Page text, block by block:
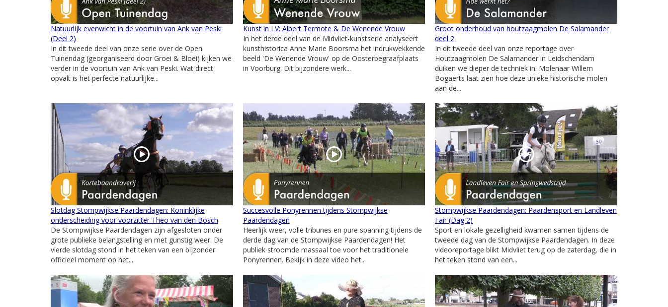
Natuurlijk evenwicht in de voortuin van Ank van Peski
(Deel 2)
In dit tweede deel van onze serie over de Open
Tuinendag (georganiseerd door Groei & Bloei) kijken we
verder in de voortuin van Ank van Peski. Wat direct
opvalt is het perfecte natuurlijke...
Kunst in LV: Albert Termote & De Wenende Vrouw
In het derde deel van de Midvliet-kunstserie analyseert
kunsthistorica Anne Marie Boorsma het indrukwekkende
beeld 'De Wenende Vrouw' op de Oosterbegraafplaats
in Voorburg. Dit bijzondere werk...
Groot onderhoud van houtzaagmolen De Salamander
deel 2
In dit tweede deel van onze reportage over
Houtzaagmolen De Salamander in Leidschendam
duiken we dieper de techniek in. Molenaar Willem
Bogaerts laat zien hoe deze unieke historische molen
aan de...
Slotdag Stompwijkse Paardendagen: Koninklijke
onderscheiding voor voorzitter Theo van den Bosch
De Stompwijkse Paardendagen zijn afgesloten onder
grote publieke belangstelling en met gunstig weer. De
vierde slotdag stond in het teken van een bijzonder
officieel moment op het...
Succesvolle Ponyrennen tijdens Stompwijkse
Paardendagen
Heerlijk weer, volle tribunes en pure spanning tijdens de
derde dag van de Stompwijkse Paardendagen! Het
publiek stroomde massaal toe voor het traditionele
Ponyrennen. Bekijk in deze video het...
Stompwijkse Paardendagen: Paardensport en Landleven
Fair (Dag 2)
Sport en lokale gezelligheid kwamen samen tijdens de
tweede dag van de Stompwijkse Paardendagen. In deze
videoreportage blikt Midvliet terug op de zaterdag, die in
het teken stond van een...